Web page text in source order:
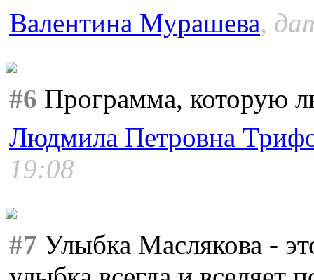
Валентина Мурашева,
#6 Программа, которую
Людмила Петровна
19:08
#7 Улыбка Маслякова -